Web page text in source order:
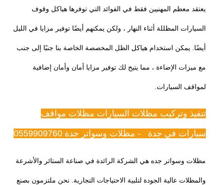
يعتقد معظم المهنيين فقط في الفوائد التي توفرها هياكل وقوف
السيارات المظللة أثناء النهار ، ولكن يمكنهم أيضًا توفير مزايا في الليل
أيضًا. يمكن استخدام هياكل الظل المخصصة الخاصة بنا جنبًا إلى جنب
مع ميزات الإضاءة ، مما يتيح لك توفير مزايا أمان وأمان إضافية
لمواقف السيارات.
تنفيذ وتركيب مظلات السيارات مظلات مواقف
سيارات في جدة - مظلات وسواتر جدة 0559909760
مظلات وسواتر جده هي الشركة الرائدة في صناعة الستائر والأشرعة
والمظلات عالية الجودة لتلبية الاحتياجات التجارية. نحن ملتزمون بصنع